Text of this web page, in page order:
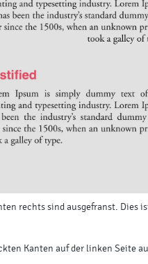
rechts sind ausgefranst. Dies
Kanten auf der linken Seite